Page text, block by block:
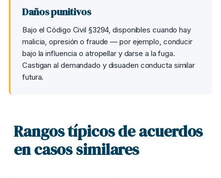
Daños punitivos
Bajo el Código Civil §3294, disponibles cuando hay
malicia, opresión o fraude — por ejemplo, conducir
bajo la influencia o atropellar y darse a la fuga.
Castigan al demandado y disuaden conducta similar
futura.
Rangos típicos de acuerdos
en casos similares